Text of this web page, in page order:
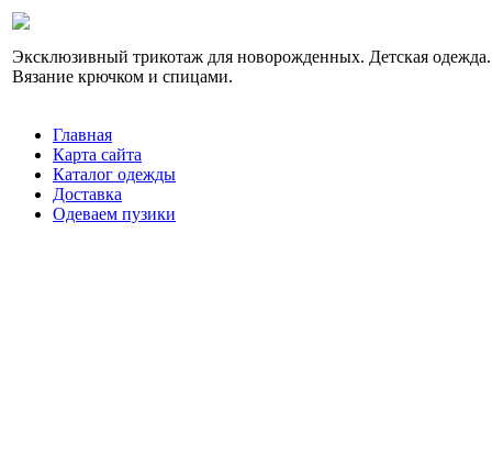
Эксклюзивный трикотаж для новорожденных. Детская одежда.
Вязание крючком и спицами.
Главная
Карта сайта
Каталог одежды
Доставка
Одеваем пузики